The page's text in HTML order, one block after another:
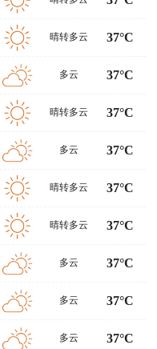
晴转多云 37°C
多云 37°C
晴转多云 37°C
多云 37°C
晴转多云 37°C
晴转多云 37°C
多云 37°C
多云 37°C
多云 37°C